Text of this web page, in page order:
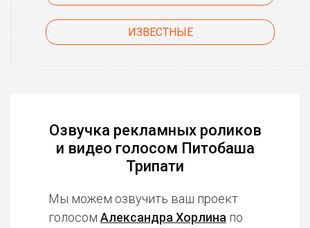
ИЗВЕСТНЫЕ
Озвучка рекламных роликов
и видео голосом Питобаша
Трипати
Мы можем озвучить ваш проект
голосом Александра Хорлина по